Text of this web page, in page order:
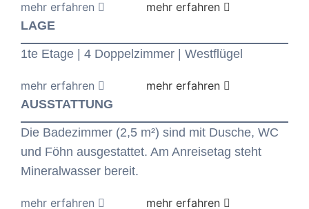
LAGE
1te Etage | 4 Doppelzimmer | Westflügel
AUSSTATTUNG
Die Badezimmer (2,5 m²) sind mit Dusche, WC
und Föhn ausgestattet. Am Anreisetag steht
Mineralwasser bereit.